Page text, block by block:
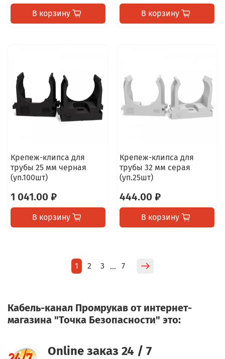
В корзину В корзину
Крепеж-клипса для
трубы 25 мм черная
(уп.100шт)
1 041.00 ₽
В корзину
Крепеж-клипса для
трубы 32 мм серая
(уп.25шт)
444.00 ₽
В корзину
1 2 3 … 7
Кабель-канал Промрукав от интернет-
магазина "Точка Безопасности" это:
Online заказ 24 / 7